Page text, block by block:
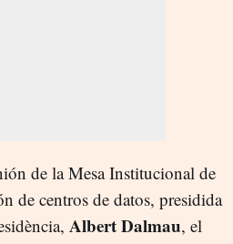
de la Mesa Institucional de
de centros de datos, presidida
Albert Dalmau, el